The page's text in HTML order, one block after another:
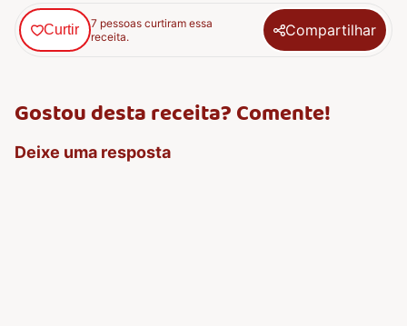
Curtir
7 pessoas curtiram essa
receita.
Compartilhar
Gostou desta receita? Comente!
Deixe uma resposta